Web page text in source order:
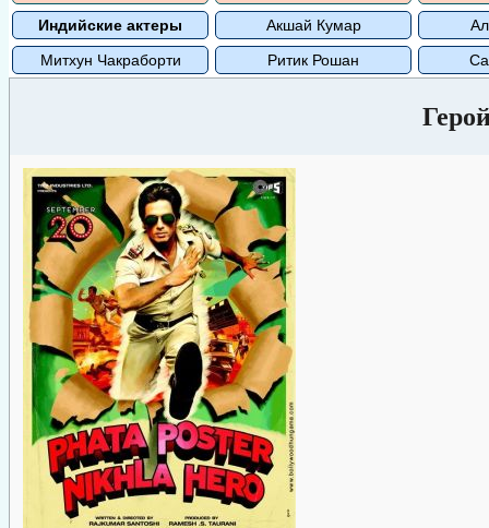
Индийские актеры
Акшай Кумар
Митхун Чакраборти
Ритик Рошан